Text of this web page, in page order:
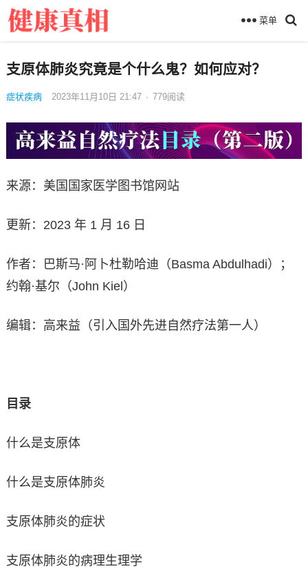
菜单
支原体肺炎究竟是个什么鬼？如何应对？
症状疾病 2023年11月10日 21:47 · 779阅读
来源：美国国家医学图书馆网站
更新：2023 年 1 月 16 日
作者：巴斯马·阿卜杜勒哈迪（Basma Abdulhadi）；
约翰·基尔（John Kiel）
编辑：高来益（引入国外先进自然疗法第一人）
目录
什么是支原体
什么是支原体肺炎
支原体肺炎的症状
支原体肺炎的病理生理学